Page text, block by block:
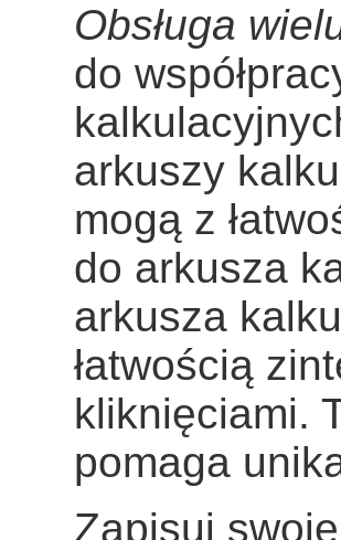
Obsługa
do
arkuszy
mogą z
do arkusza
arkusza
łatwością
kliknięciami.
pomaga
Zapisuj